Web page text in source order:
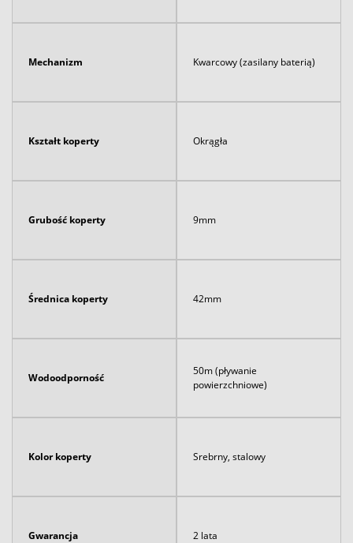
Mechanizm Kwarcowy (zasilany baterią)
Kształt koperty Okrągła
Grubość koperty 9mm
Średnica koperty 42mm
Wodoodporność
50m (pływanie
powierzchniowe)
Kolor koperty Srebrny, stalowy
Gwarancja 2 lata